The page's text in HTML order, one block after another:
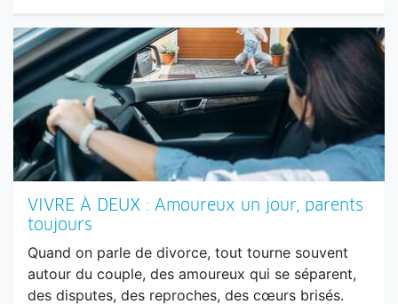
me donne envie de gambader, de relever des
défis, d’abattre de la grosse besogne, celle qui...
Lire la suite